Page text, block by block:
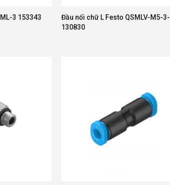
3 153343
Đầu nối chữ L Festo QSMLV-M5-3-I
130830